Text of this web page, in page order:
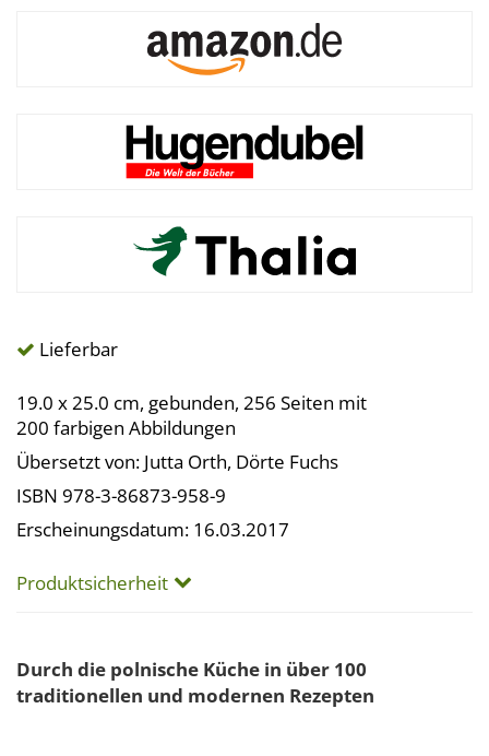
Lieferbar
19.0 x 25.0 cm, gebunden, 256 Seiten mit
200 farbigen Abbildungen
Übersetzt von: Jutta Orth, Dörte Fuchs
ISBN 978-3-86873-958-9
Erscheinungsdatum: 16.03.2017
Produktsicherheit
Durch die polnische Küche in über 100
traditionellen und modernen Rezepten